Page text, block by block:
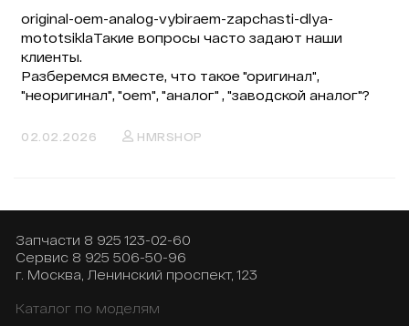
original-oem-analog-vybiraem-zapchasti-dlya-
mototsiklaТакие вопросы часто задают наши
клиенты.
Разберемся вместе, что такое "оригинал",
"неоригинал", "oem", "аналог" , "заводской аналог"?
02.02.2026 HMRSHOP
Запчасти 8 925 123-02-60
Сервис 8 925 506-50-96
г. Москва, Ленинский проспект, 123
Каталог по моделям